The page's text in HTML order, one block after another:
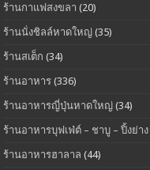
ร้านกาแฟสงขลา (20)
ร้านนั่งชิลล์หาดใหญ่ (35)
ร้านสเต็ก (34)
ร้านอาหาร (336)
ร้านอาหารญี่ปุ่นหาดใหญ่ (34)
ร้านอาหารบุฟเฟ่ต์ – ชาบู – ปิ้งย่าง
ร้านอาหารฮาลาล (44)